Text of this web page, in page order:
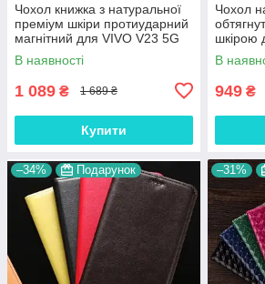
Чохол книжка з натуральної
преміум шкіри протиударний
магнітний для VIVO V23 5G
"CROCODILE"
В наявності
1 089 ₴ 1 689 ₴
Купити
Чохол
шкірою
В
949 ₴
–34% Подарунок –31%